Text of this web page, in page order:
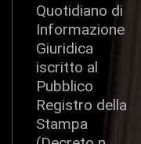
Quotidiano di
Informazione
Giuridica
iscritto al
Pubblico
Registro della
Stampa